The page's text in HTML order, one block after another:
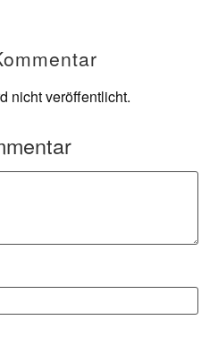
nicht veröffentlicht.